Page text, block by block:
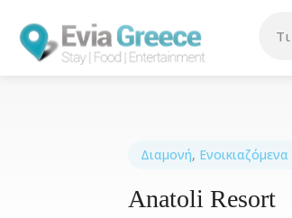
Διαμονή,
Anatoli Resort